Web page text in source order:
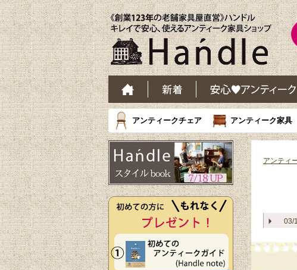
アンティークチェア アンティーク家具
アンティ
03/